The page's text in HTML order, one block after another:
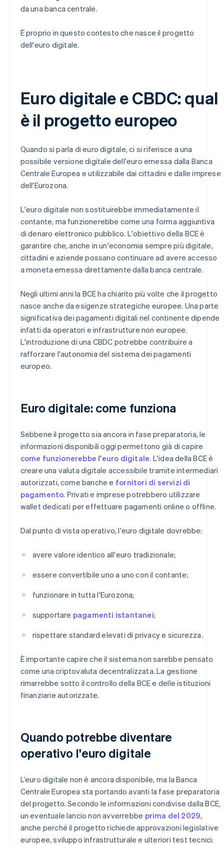
da una banca centrale.
È proprio in questo contesto che nasce il progetto
dell'euro digitale.
Euro digitale e CBDC: qual
è il progetto europeo
Quando si parla di euro digitale, ci si riferisce a una
possibile versione digitale dell'euro emessa dalla Banca
Centrale Europea e utilizzabile dai cittadini e dalle imprese
dell'Eurozona.
L'euro digitale non sostituirebbe immediatamente il
contante, ma funzionerebbe come una forma aggiuntiva
di denaro elettronico pubblico. L'obiettivo della BCE è
garantire che, anche in un'economia sempre più digitale,
cittadini e aziende possano continuare ad avere accesso
a moneta emessa direttamente dalla banca centrale.
Negli ultimi anni la BCE ha chiarito più volte che il progetto
nasce anche da esigenze strategiche europee. Una parte
significativa dei pagamenti digitali nel continente dipende
infatti da operatori e infrastrutture non europee.
L'introduzione di una CBDC potrebbe contribuire a
rafforzare l'autonomia del sistema dei pagamenti
europeo.
Euro digitale: come funziona
Sebbene il progetto sia ancora in fase preparatoria, le
informazioni disponibili oggi permettono già di capire
come funzionerebbe l'euro digitale. L'idea della BCE è
creare una valuta digitale accessibile tramite intermediari
autorizzati, come banche e fornitori di servizi di
pagamento. Privati e imprese potrebbero utilizzare
wallet dedicati per effettuare pagamenti online o offline.
Dal punto di vista operativo, l'euro digitale dovrebbe:
avere valore identico all'euro tradizionale;
essere convertibile uno a uno con il contante;
funzionare in tutta l'Eurozona;
supportare pagamenti istantanei;
rispettare standard elevati di privacy e sicurezza.
È importante capire che il sistema non sarebbe pensato
come una criptovaluta decentralizzata. La gestione
rimarrebbe sotto il controllo della BCE e delle istituzioni
finanziarie autorizzate.
Quando potrebbe diventare
operativo l'euro digitale
L’euro digitale non è ancora disponibile, ma la Banca
Centrale Europea sta portando avanti la fase preparatoria
del progetto. Secondo le informazioni condivise dalla BCE,
un eventuale lancio non avverrebbe prima del 2029,
anche perché il progetto richiede approvazioni legislative
europee, sviluppo infrastrutturale e ulteriori test tecnici.